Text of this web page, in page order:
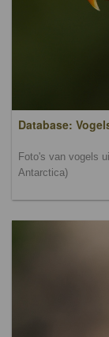
Database:
Foto's van vogels
Antarctica)